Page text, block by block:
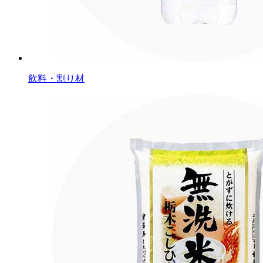
飲料・割り材